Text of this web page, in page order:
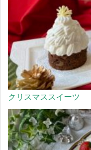
クリスマススイーツ